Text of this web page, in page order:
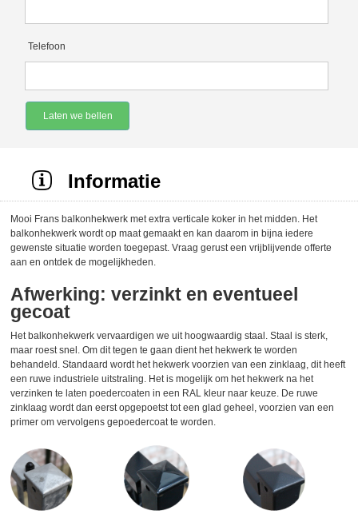
Telefoon
Laten we bellen
Informatie
Mooi Frans balkonhekwerk met extra verticale koker in het midden. Het
balkonhekwerk wordt op maat gemaakt en kan daarom in bijna iedere
gewenste situatie worden toegepast. Vraag gerust een vrijblijvende offerte
aan en ontdek de mogelijkheden.
Afwerking: verzinkt en eventueel
gecoat
Het balkonhekwerk vervaardigen we uit hoogwaardig staal. Staal is sterk,
maar roest snel. Om dit tegen te gaan dient het hekwerk te worden
behandeld. Standaard wordt het hekwerk voorzien van een zinklaag, dit heeft
een ruwe industriele uitstraling. Het is mogelijk om het hekwerk na het
verzinken te laten poedercoaten in een RAL kleur naar keuze. De ruwe
zinklaag wordt dan eerst opgepoetst tot een glad geheel, voorzien van een
primer om vervolgens gepoedercoat te worden.